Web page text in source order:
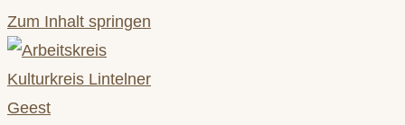
Zum Inhalt springen